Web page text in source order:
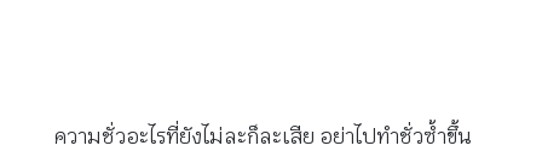
ความชั่วอะไรที่ยังไม่ละก็ละเสีย อย่าไปทำชั่วซ้ำขึ้น